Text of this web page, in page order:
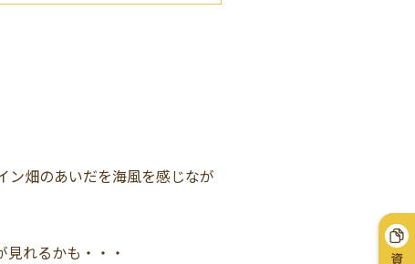
ン畑のあいだを海風を感じなが
れるかも・・・